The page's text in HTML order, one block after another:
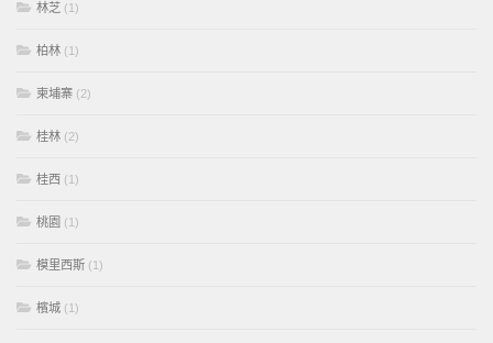
林芝 (1)
柏林 (1)
柬埔寨 (2)
桂林 (2)
桂西 (1)
桃園 (1)
模里西斯 (1)
檳城 (1)